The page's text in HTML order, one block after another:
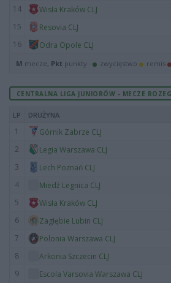
14 Wisła Kraków CLJ
15
Resovia CLJ
16
Odra Opole CLJ
M mecze, Pkt punkty · zwycięstwo remis
CENTRALNA LIGA JUNIORÓW - MECZE
LP DRUŻYNA
1 Górnik Zabrze CLJ
2
Legia Warszawa CLJ
3
Lech Poznań CLJ
4
Miedź Legnica CLJ
5
Wisła Kraków CLJ
6
Zagłębie Lubin CLJ
7
Polonia Warszawa CLJ
8
Arkonia Szczecin CLJ
9
Escola Varsovia Warszawa CLJ